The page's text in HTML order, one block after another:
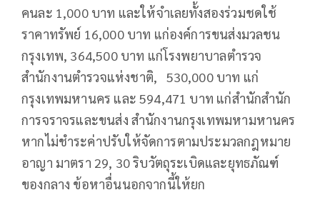
คนละ 1,000 บาท และให้จำเลยทั้งสองร่วมชดใช้
ราคาทรัพย์ 16,000 บาท แก่องค์การขนส่งมวลชน
กรุงเทพ, 364,500 บาท แก่โรงพยาบาลตำรวจ
สำนักงานตำรวจแห่งชาติ, 530,000 บาท แก่
กรุงเทพมหานคร และ 594,471 บาท แก่สำนักสำนัก
การจราจรและขนส่ง สำนักงานกรุงเทพมหามหานคร
หากไม่ชำระค่าปรับให้จัดการตามประมวลกฎหมาย
อาญา มาตรา 29, 30 ริบวัตถุระเบิดและยุทธภัณฑ์
ของกลาง ข้อหาอื่นนอกจากนี้ให้ยก